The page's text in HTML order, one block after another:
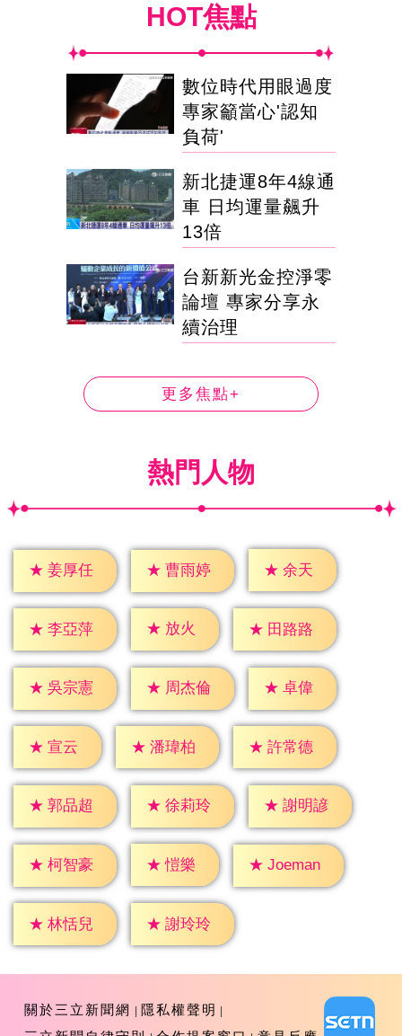
HOT焦點
數位時代用眼過度
專家籲當心'認知
負荷'
新北捷運8年4線通
車 日均運量飆升
13倍
台新新光金控淨零
論壇 專家分享永
續治理
更多焦點+
熱門人物
★ 姜厚任 ★ 曹雨婷 ★ 余天
★ 李亞萍 ★ 放火 ★ 田路路
★ 吳宗憲 ★ 周杰倫 ★ 卓偉
★ 宣云 ★ 潘瑋柏 ★ 許常德
★ 郭品超 ★ 徐莉玲 ★ 謝明諺
★ 柯智豪 ★ 愷樂 ★ Joeman
★ 林恬兒 ★ 謝玲玲
關於三立新聞網
隱私權聲明